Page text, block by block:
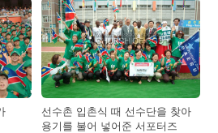
선수촌 입촌식 때 선수단을 찾아
용기를 불어 넣어준 서포터즈